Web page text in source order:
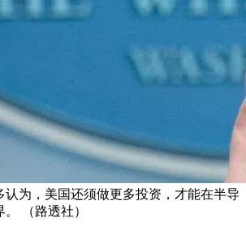
认为，美国还须做更多投资，才能在半导
（路透社）